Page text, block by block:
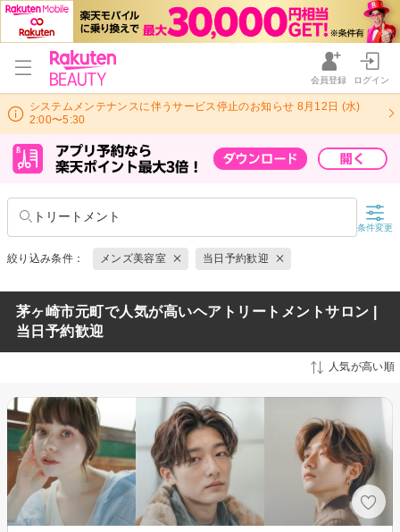
会員登録 ログイン
システムメンテナンスに伴うサービス停止のお知らせ 8月12日 (水)
2:00〜5:30
トリートメント
条件変更
絞り込み条件： メンズ美容室 当日予約歓迎
茅ヶ崎市元町で人気が高いヘアトリートメントサロン |
当日予約歓迎
人気が高い順